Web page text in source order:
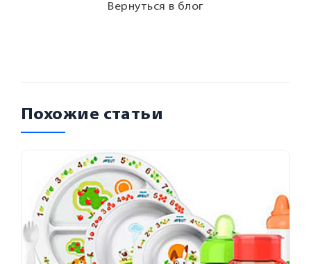
Вернуться в блог
Похожие статьи